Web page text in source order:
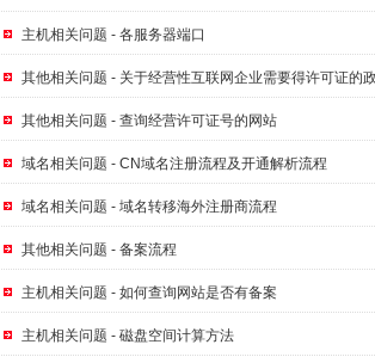
主机相关问题 - 各服务器端口
其他相关问题 - 关于经营性互联网企业需要得许可证的
其他相关问题 - 查询经营许可证号的网站
域名相关问题 - CN域名注册流程及开通解析流程
域名相关问题 - 域名转移海外注册商流程
其他相关问题 - 备案流程
主机相关问题 - 如何查询网站是否有备案
主机相关问题 - 磁盘空间计算方法